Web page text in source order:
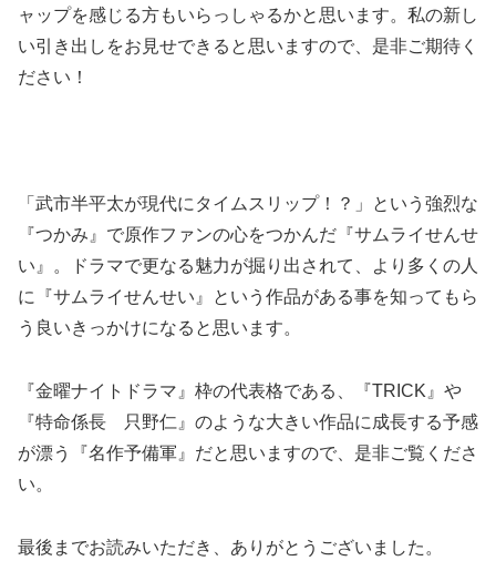
ャップを感じる方もいらっしゃるかと思います。私の新し
い引き出しをお見せできると思いますので、是非ご期待く
ださい！
「武市半平太が現代にタイムスリップ！？」という強烈な
『つかみ』で原作ファンの心をつかんだ『サムライせんせ
い』。ドラマで更なる魅力が掘り出されて、より多くの人
に『サムライせんせい』という作品がある事を知ってもら
う良いきっかけになると思います。
『金曜ナイトドラマ』枠の代表格である、『TRICK』や
『特命係長 只野仁』のような大きい作品に成長する予感
が漂う『名作予備軍』だと思いますので、是非ご覧くださ
い。
最後までお読みいただき、ありがとうございました。